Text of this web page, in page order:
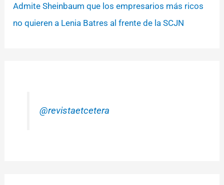
Admite Sheinbaum que los empresarios más ricos
no quieren a Lenia Batres al frente de la SCJN
@revistaetcetera